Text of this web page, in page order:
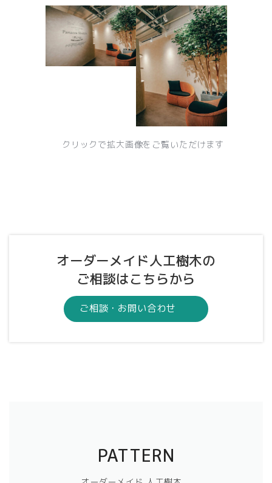
クリックで拡大画像をご覧いただけます
オーダーメイド人工樹木の
ご相談はこちらから
ご相談・お問い合わせ
PATTERN